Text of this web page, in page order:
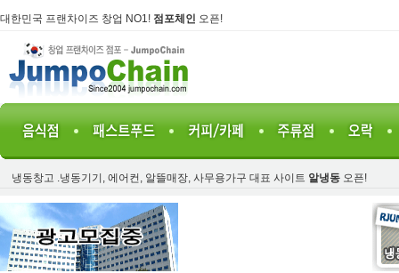
대한민국 프랜차이즈 창업 NO1! 점포체인 오픈!
냉동창고 .냉동기기, 에어컨, 알뜰매장, 사무용가구 대표 사이트 알냉동 오픈!